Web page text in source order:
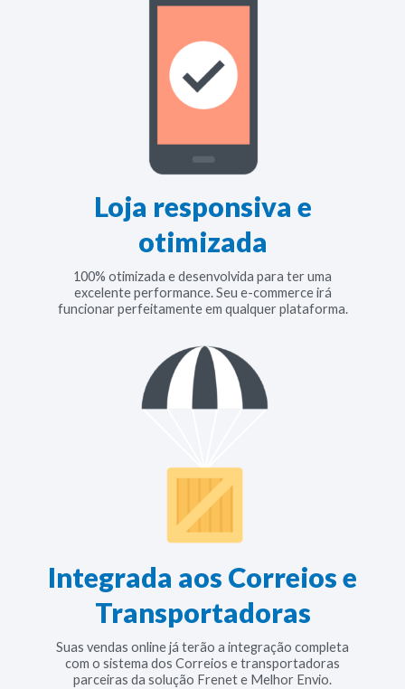
Loja responsiva e
otimizada
100% otimizada e desenvolvida para ter uma
excelente performance. Seu e-commerce irá
funcionar perfeitamente em qualquer plataforma.
Integrada aos Correios e
Transportadoras
Suas vendas online já terão a integração completa
com o sistema dos Correios e transportadoras
parceiras da solução Frenet e Melhor Envio.